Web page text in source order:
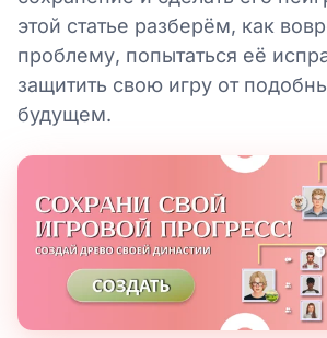
этой статье разберём, как
проблему, попытаться её
защитить свою игру от
будущем.